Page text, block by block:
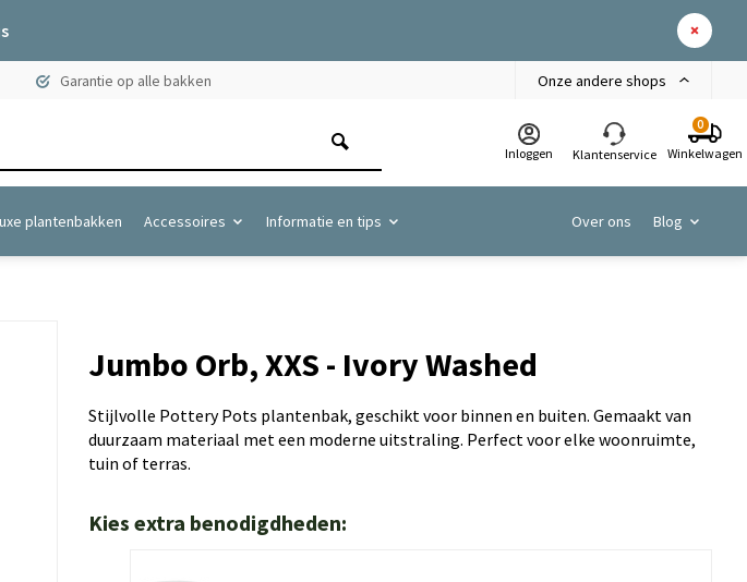
Garantie op alle bakken Onze andere shops
Inloggen Klantenservice
0
Winkelwagen
plantenbakken Accessoires Informatie en tips Over ons Blog
Jumbo Orb, XXS - Ivory Washed
Stijlvolle Pottery Pots plantenbak, geschikt voor binnen en buiten. Gemaakt van
duurzaam materiaal met een moderne uitstraling. Perfect voor elke woonruimte,
tuin of terras.
Kies extra benodigdheden: